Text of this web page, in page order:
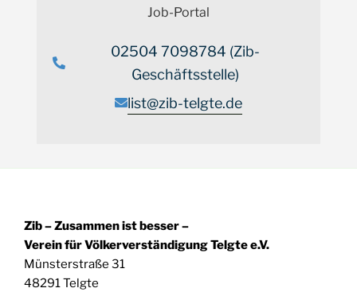
Job-Portal
02504 7098784 (Zib-
Geschäftsstelle)
list@zib-telgte.de
Zib – Zusammen ist besser –
Verein für Völkerverständigung Telgte e.V.
Münsterstraße 31
48291 Telgte